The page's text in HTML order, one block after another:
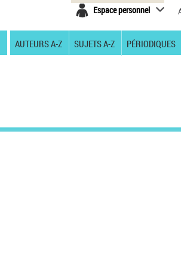
Espace personnel
AUTEURS A-Z SUJETS A-Z PÉRIODIQUES